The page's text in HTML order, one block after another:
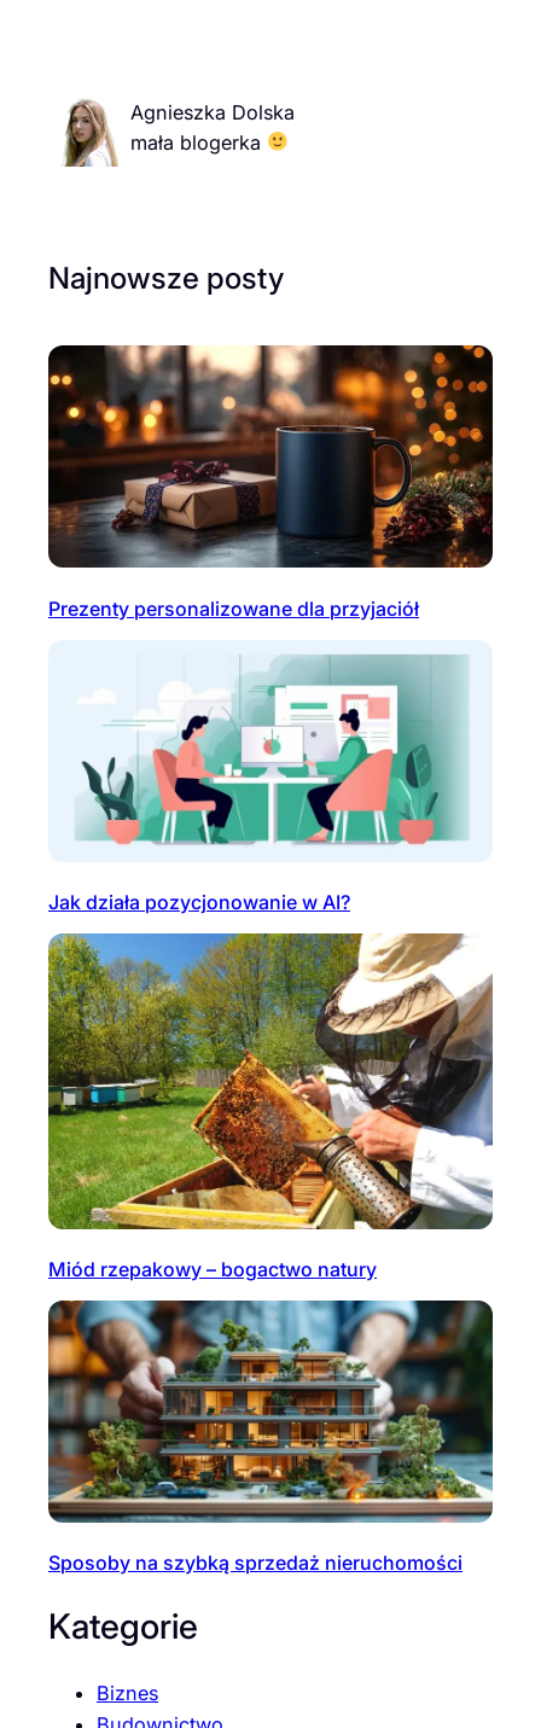
Agnieszka Dolska
mała blogerka
Najnowsze posty
Prezenty personalizowane dla przyjaciół
Jak działa pozycjonowanie w AI?
Miód rzepakowy – bogactwo natury
Sposoby na szybką sprzedaż nieruchomości
Kategorie
Biznes